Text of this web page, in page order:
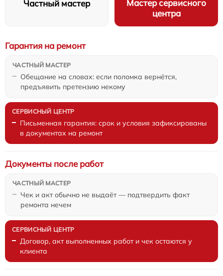
Частный мастер
Мастер сервисного
центра
Обещание на словах: если поломка вернётся,
предъявить претензию некому
Гарантия на ремонт
Письменная гарантия: срок и условия зафиксированы
в документах на ремонт
Чек и акт обычно не выдаёт — подтвердить факт
ремонта нечем
Документы после работ
Договор, акт выполненных работ и чек остаются у
клиента